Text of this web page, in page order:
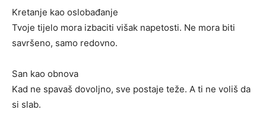
Kretanje kao oslobađanje
Tvoje tijelo mora izbaciti višak napetosti. Ne mora biti
savršeno, samo redovno.
San kao obnova
Kad ne spavaš dovoljno, sve postaje teže. A ti ne voliš da
si slab.